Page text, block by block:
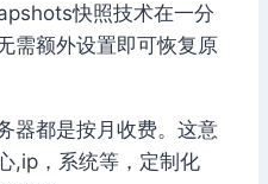
快照技术在一分
需额外设置即可恢复原
器都是按月收费。这意
,ip，系统等，定制化